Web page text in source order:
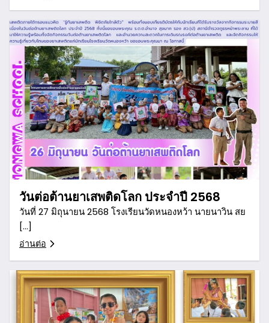
วันต่อต้านยาเสพติดโลก ประจำปี 2568
วันที่ 27 มิถุนายน 2568 โรงเรียนวัดหนองหว้า นายนาวิน สย
[…]
อ่านต่อ